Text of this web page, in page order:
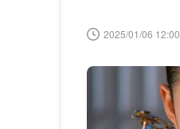
2025/01/06 12:00